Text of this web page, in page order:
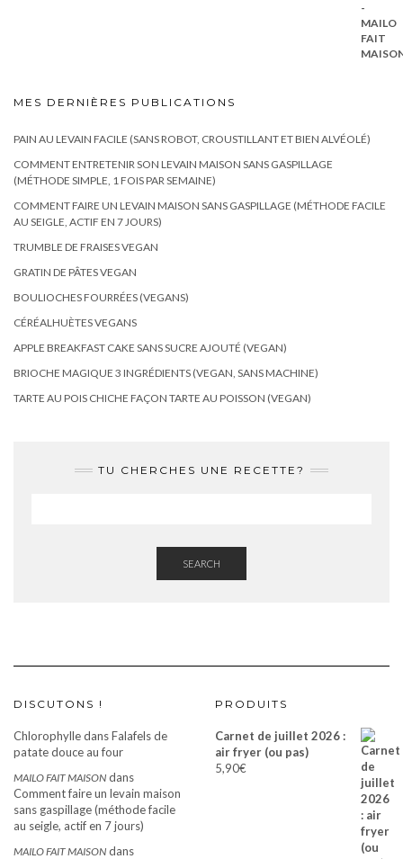
MES DERNIÈRES PUBLICATIONS
PAIN AU LEVAIN FACILE (SANS ROBOT, CROUSTILLANT ET BIEN ALVÉOLÉ)
COMMENT ENTRETENIR SON LEVAIN MAISON SANS GASPILLAGE
(MÉTHODE SIMPLE, 1 FOIS PAR SEMAINE)
COMMENT FAIRE UN LEVAIN MAISON SANS GASPILLAGE (MÉTHODE FACILE
AU SEIGLE, ACTIF EN 7 JOURS)
TRUMBLE DE FRAISES VEGAN
GRATIN DE PÂTES VEGAN
BOULIOCHES FOURRÉES (VEGANS)
CÉRÉALHUÈTES VEGANS
APPLE BREAKFAST CAKE SANS SUCRE AJOUTÉ (VEGAN)
BRIOCHE MAGIQUE 3 INGRÉDIENTS (VEGAN, SANS MACHINE)
TARTE AU POIS CHICHE FAÇON TARTE AU POISSON (VEGAN)
TU CHERCHES UNE RECETTE?
SEARCH
DISCUTONS !
ChlorophylledansFalafels de
patate douce au four
MAILO FAIT MAISON dans
Comment faire un levain maison
sans gaspillage (méthode facile
au seigle, actif en 7 jours)
MAILO FAIT MAISON dans
PRODUITS
Carnet de juillet 2026 :
air fryer (ou pas)
5,90€